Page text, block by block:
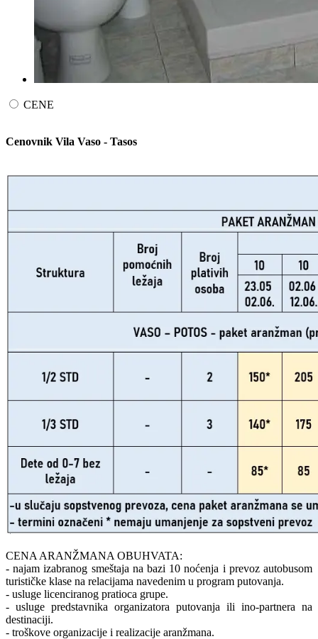
CENE
Cenovnik Vila Vaso - Tasos
CENA ARANŽMANA OBUHVATA:
- najam izabranog smeštaja na bazi 10 noćenja i prevoz autobusom
turističke klase na relacijama navedenim u program putovanja.
- usluge licenciranog pratioca grupe.
- usluge predstavnika organizatora putovanja ili ino-partnera na
destinaciji.
- troškove organizacije i realizacije aranžmana.